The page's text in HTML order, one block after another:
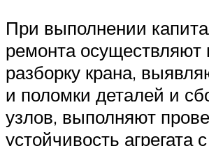
При выполнении
ремонта осуществляют
разборку крана,
и поломки деталей и
узлов, выполняют
устойчивость агрегата